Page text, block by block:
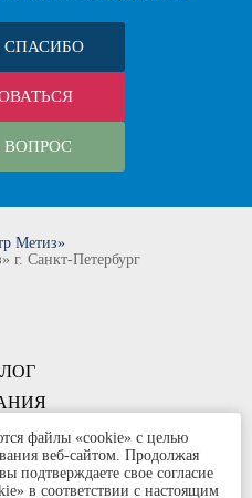
СПАСИБО
ВОПРОС
Санкт-Петербург
2000-2026
защищены
файлы «cookie» с целью
веб-сайтом. Продолжая
подтверждаете свое согласие
в соответствии с настоящим